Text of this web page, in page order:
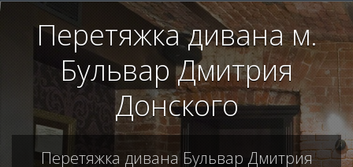
Перетяжка дивана м.
Бульвар Дмитрия
Донского
Перетяжка дивана Бульвар Дмитрия